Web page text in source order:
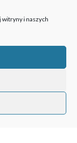
witryny i naszych